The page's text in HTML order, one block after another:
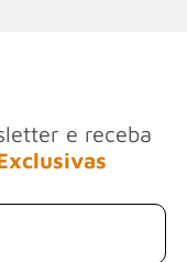
e receba